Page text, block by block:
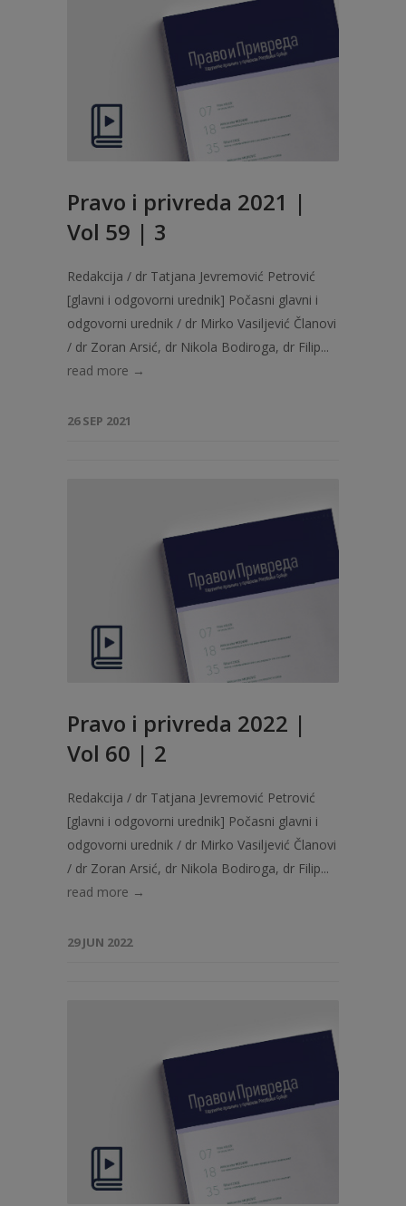
Pravo i privreda 2021 |
Vol 59 | 3
Redakcija / dr Tatjana Jevremović Petrović
[glavni i odgovorni urednik] Počasni glavni i
odgovorni urednik / dr Mirko Vasiljević Članovi
/ dr Zoran Arsić, dr Nikola Bodiroga, dr Filip...
read more →
26 SEP 2021
Pravo i privreda 2022 |
Vol 60 | 2
Redakcija / dr Tatjana Jevremović Petrović
[glavni i odgovorni urednik] Počasni glavni i
odgovorni urednik / dr Mirko Vasiljević Članovi
/ dr Zoran Arsić, dr Nikola Bodiroga, dr Filip...
read more →
29 JUN 2022